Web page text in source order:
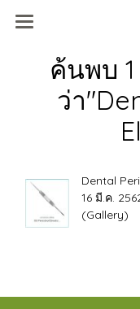
ค้นพบ
ว่า
Dental
16 มี.ค.
(Gallery)